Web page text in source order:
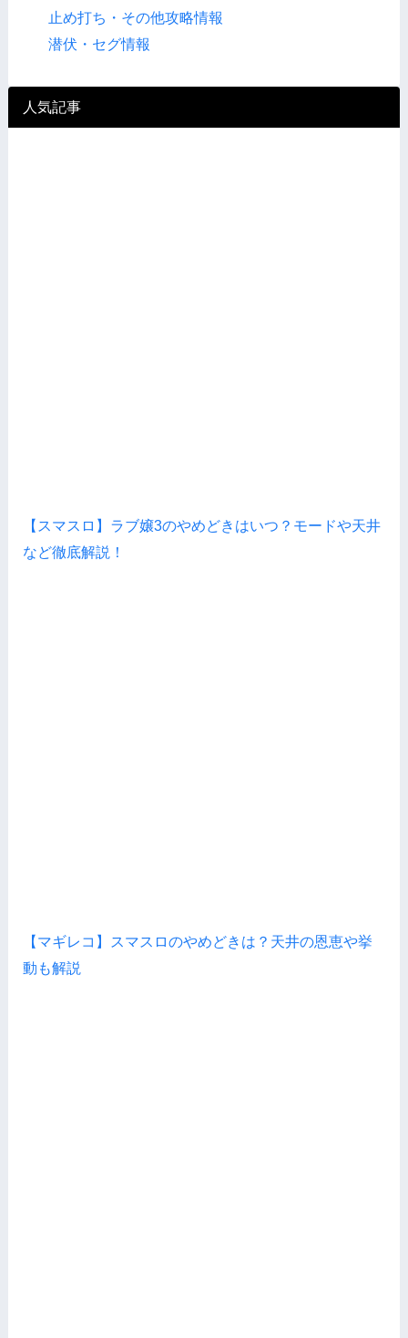
止め打ち・その他攻略情報
潜伏・セグ情報
人気記事
【スマスロ】ラブ嬢3のやめどきはいつ？モードや天井
など徹底解説！
【マギレコ】スマスロのやめどきは？天井の恩恵や挙
動も解説